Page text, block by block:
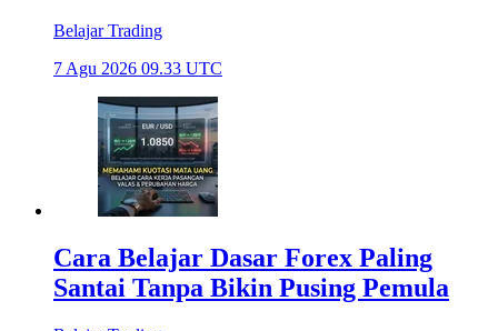
Belajar Trading
7 Agu 2026 09.33 UTC
Cara Belajar Dasar Forex Paling
Santai Tanpa Bikin Pusing Pemula